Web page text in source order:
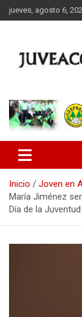
Saltar
al
jueves, agosto 6,
la finalidad de
integral de
Inicio
Joven en
María Jiménez
Día de la Juventud